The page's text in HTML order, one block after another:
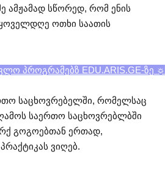
ამჟამად სწორედ, რომ ენის
ოთხი საათის
პროგრამებზ EDU.ARIS.GE-ზე ☼
საცხოვრებელში, რომელსაც
საერთო საცხოვრებლბში
გოგოებთან ერთად,
ვიღებ.